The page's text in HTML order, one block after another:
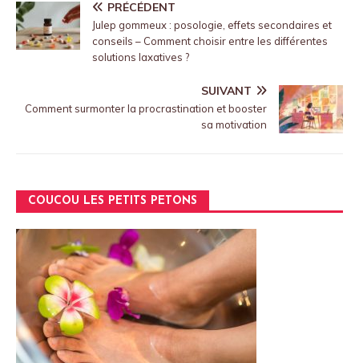
Teleconsultation
Ethique et
Securisee en
Assurance Sante
feminines
racontent leur
experience
PRÉCÉDENT
Julep gommeux : posologie, effets secondaires et
conseils – Comment choisir entre les différentes
solutions laxatives ?
SUIVANT
Comment surmonter la procrastination et booster
sa motivation
COUCOU LES PETITS PETONS